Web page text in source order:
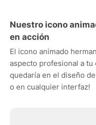
Nuestro icono
en acción
El icono animado
aspecto profesional a tu
quedaría en el diseño
o en cualquier interfaz!